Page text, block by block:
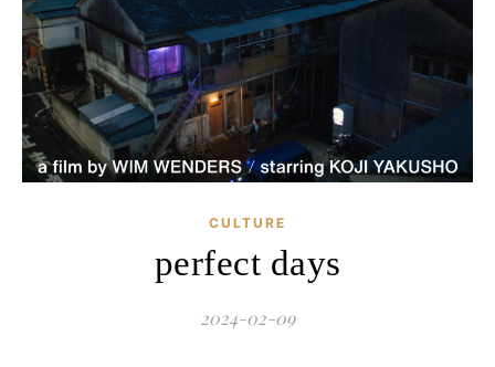
CULTURE
perfect days
2024-02-09